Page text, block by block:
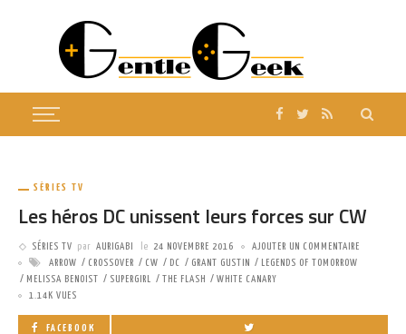
SÉRIES TV
Les héros DC unissent leurs forces sur CW
SÉRIES TV par AURIGABI le 24 NOVEMBRE 2016
AJOUTER UN COMMENTAIRE
ARROW
CROSSOVER CW DC GRANT GUSTIN
LEGENDS OF TOMORROW
MELISSA BENOIST
SUPERGIRL THE FLASH
WHITE CANARY
1.14K VUES
FACEBOOK